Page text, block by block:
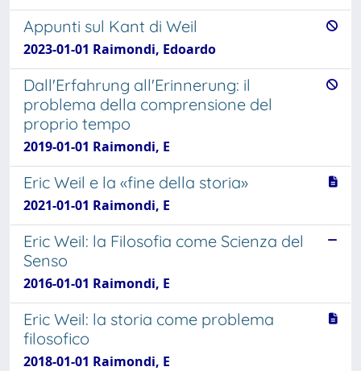
Appunti sul Kant di Weil
2023-01-01 Raimondi, Edoardo
Dall'Erfahrung all'Erinnerung: il
problema della comprensione del
proprio tempo
2019-01-01 Raimondi, E
Eric Weil e la «fine della storia»
2021-01-01 Raimondi, E
Eric Weil: la Filosofia come Scienza del
Senso
2016-01-01 Raimondi, E
Eric Weil: la storia come problema
filosofico
2018-01-01 Raimondi, E